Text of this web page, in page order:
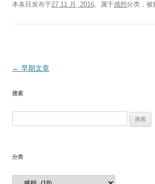
本条目发布于27 11 月, 2016。属于感想分类，被
文
导
航
← 早期文章
搜索
分类
分